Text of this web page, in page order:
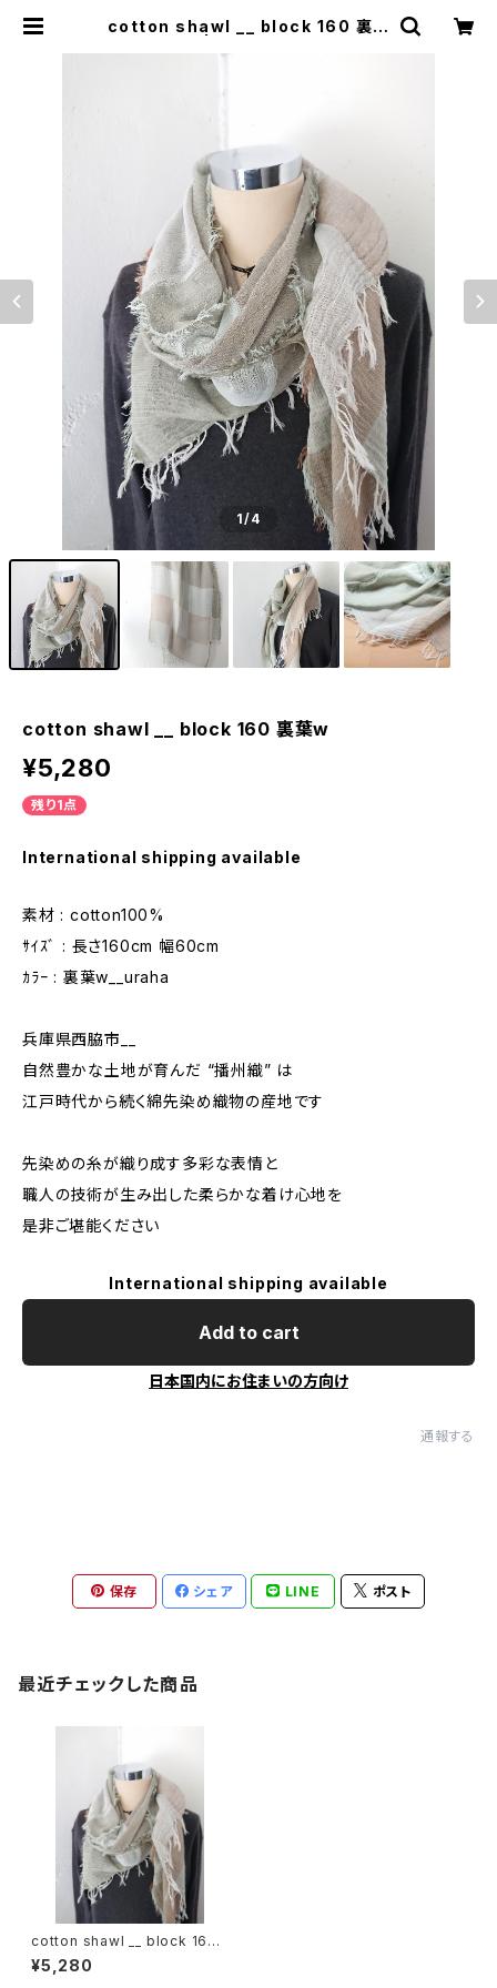
cotton shawl __ block 160 裏葉
1/4
cotton shawl __ block 160 裏葉w
¥5,280
残り1点
International shipping available
素材 : cotton100%
ｻｲｽﾞ : 長さ160cm 幅60cm
ｶﾗｰ : 裏葉w__uraha
兵庫県西脇市__
自然豊かな土地が育んだ “播州織” は
江戸時代から続く綿先染め織物の産地です
先染めの糸が織り成す多彩な表情と
職人の技術が生み出した柔らかな着け心地を
是非ご堪能ください
International shipping available
Add to cart
日本国内にお住まいの方向け
通報する
保存 シェア LINE ポスト
最近チェックした商品
cotton shawl __ block 160
裏葉w
¥5,280